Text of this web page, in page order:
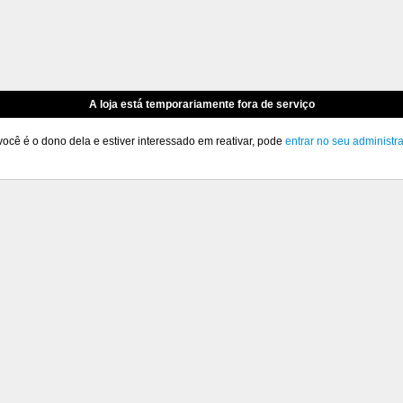
A loja está temporariamente fora de serviço
é o dono dela e estiver interessado em reativar, pode entrar no seu